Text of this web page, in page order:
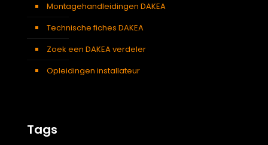
Montagehandleidingen DAKEA
Technische fiches DAKEA
Zoek een DAKEA verdeler
Opleidingen installateur
Tags